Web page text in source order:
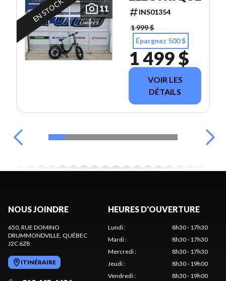
11
EN STOCK
INS01354
1 999 $
Épargnez 500 $
1 499 $
VOIR LES
DÉTAILS
NOUS JOINDRE
650, RUE DOMINO
DRUMMONDVILLE , QUÉBEC
J2C 6Z8
ITINÉRAIRE
HEURES D'OUVERTURE
Lundi:
8h30 - 17h30
Mardi:
8h30 - 17h30
Mercredi:
8h30 - 17h30
Jeudi:
8h30 - 19h00
Vendredi:
8h30 - 19h00